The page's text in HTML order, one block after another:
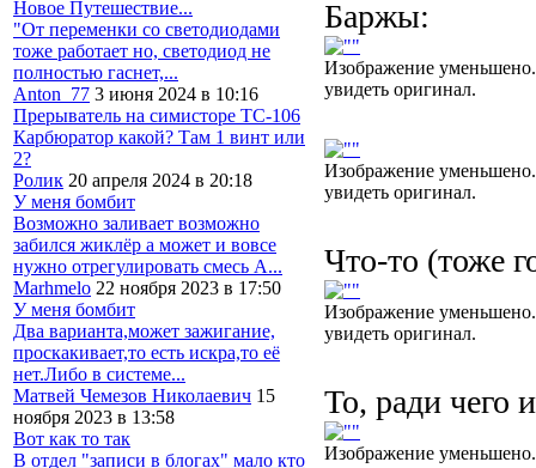
Новое Путешествие...
"От переменки со светодиодами
тоже работает но, светодиод не
полностью гаснет,...
Anton_77 3 июня 2024 в 10:16
Прерыватель на симисторе ТС-106
Карбюратор какой? Там 1 винт или
2?
Ролик 20 апреля 2024 в 20:18
У меня бомбит
Возможно заливает возможно
забился жиклёр а может и вовсе
нужно отрегулировать смесь А...
Marhmelo 22 ноября 2023 в 17:50
У меня бомбит
Два варианта,может зажигание,
проскакивает,то есть искра,то её
нет.Либо в системе...
Матвей Чемезов Николаевич 15
ноября 2023 в 13:58
Вот как то так
В отдел "записи в блогах" мало кто
Баржы:
Изображение
увидеть оригинал.
Изображение
увидеть оригинал.
Что-то (тоже
Изображение
увидеть оригинал.
То, ради чего
Изображение